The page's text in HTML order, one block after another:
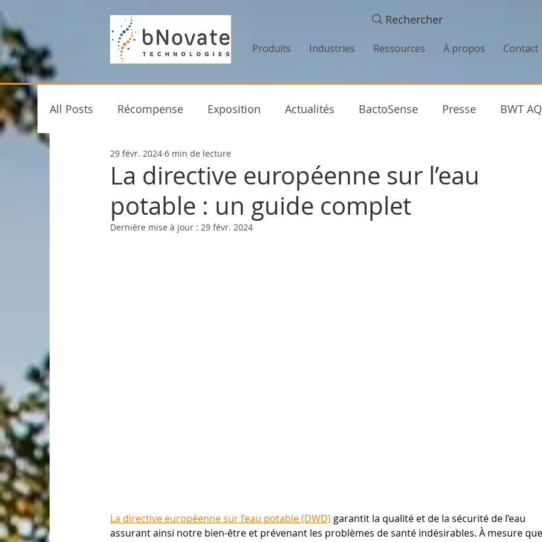
Rechercher
Produits Industries Ressources À propos Contact
All Posts Récompense Exposition Actualités BactoSense Presse BWT
Événements bNovate Nouveautés
La directive européenne sur l’eau
potable : un guide complet
29 févr. 2024 6 min de lecture
Dernière mise à jour : 29 févr. 2024
La directive européenne sur l’eau potable (DWD) garantit la qualité et de la sécurité de l’eau
assurant ainsi notre bien-être et prévenant les problèmes de santé indésirables. À mesure